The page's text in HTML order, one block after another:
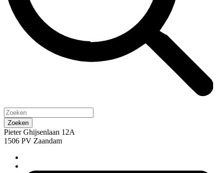
Pieter Ghijsenlaan 12A
1506 PV Zaandam